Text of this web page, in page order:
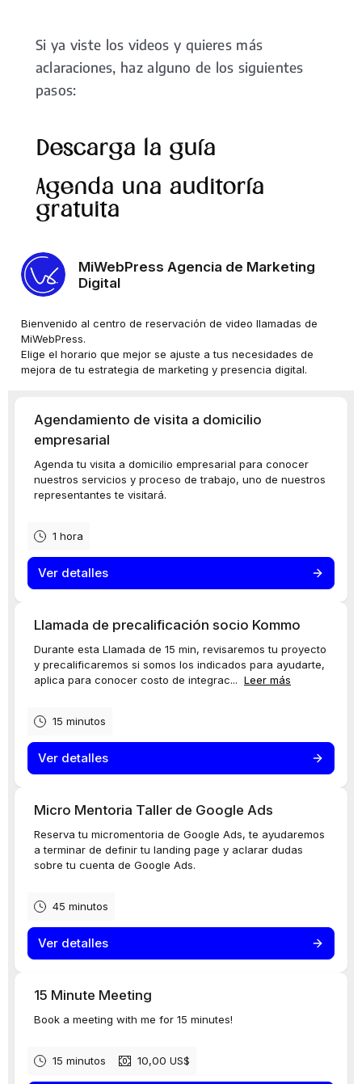
Si ya viste los videos y quieres más
aclaraciones, haz alguno de los siguientes
pasos:
Descarga la guía
Agenda una auditoría
gratuita